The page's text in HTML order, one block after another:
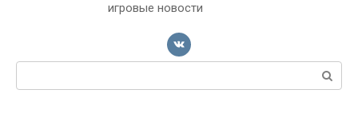
игровые новости
Поиск: